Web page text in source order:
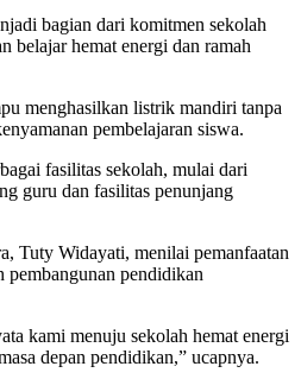
bagian dari komitmen sekolah
belajar hemat energi dan ramah
menghasilkan listrik mandiri tanpa
pembelajaran siswa.
fasilitas sekolah, mulai dari
guru dan fasilitas penunjang
Tuty Widayati, menilai pemanfaatan
pembangunan pendidikan
kami menuju sekolah hemat energi
depan pendidikan,” ucapnya.